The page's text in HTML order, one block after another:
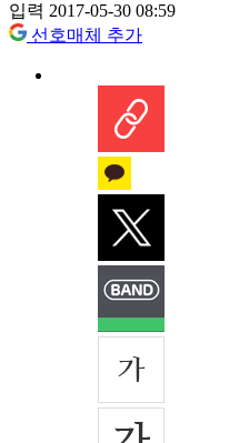
입력 2017-05-30 08:59
선호매체 추가